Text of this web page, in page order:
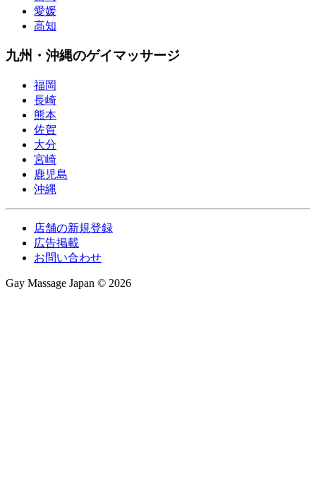
愛媛
高知
九州・沖縄のゲイマッサージ
福岡
長崎
熊本
佐賀
大分
宮崎
鹿児島
沖縄
店舗の新規登録
広告掲載
お問い合わせ
Gay Massage Japan © 2026